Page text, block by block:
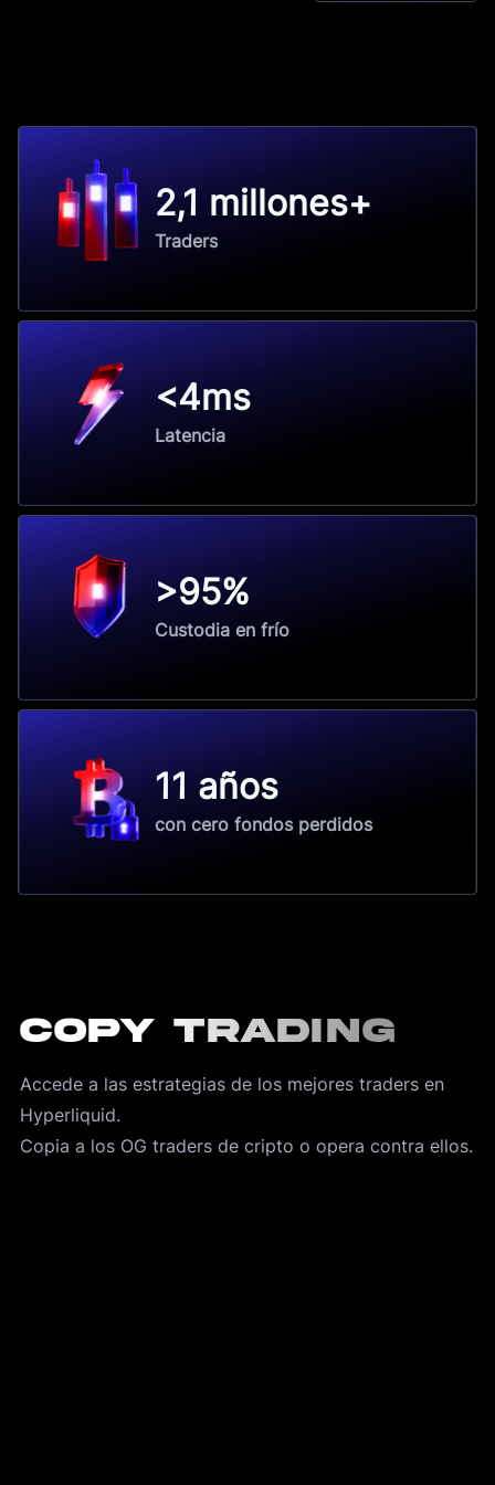
2,1 millones+
Traders
<4ms
Latencia
>95%
Custodia en frío
11 años
con cero fondos perdidos
Copy trading
Accede a las estrategias de los mejores traders en
Hyperliquid.
Copia a los OG traders de cripto o opera contra ellos.